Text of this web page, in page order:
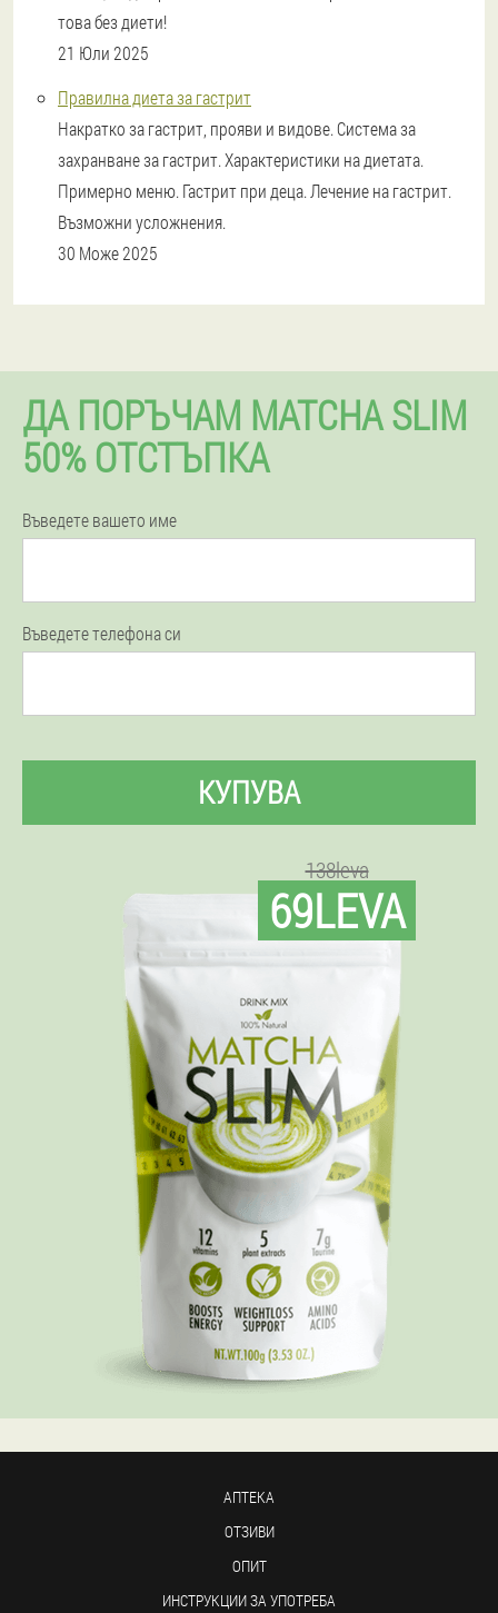
това без диети!
21 Юли 2025
Правилна диета за гастрит
Накратко за гастрит, прояви и видове. Система за
захранване за гастрит. Характеристики на диетата.
Примерно меню. Гастрит при деца. Лечение на гастрит.
Възможни усложнения.
30 Може 2025
ДА ПОРЪЧАМ MATCHA SLIM
50% ОТСТЪПКА
Въведете вашето име
Въведете телефона си
КУПУВА
138leva
69LEVA
АПТЕКА
ОТЗИВИ
ОПИТ
ИНСТРУКЦИИ ЗА УПОТРЕБА